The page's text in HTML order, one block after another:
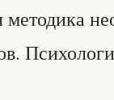
методика